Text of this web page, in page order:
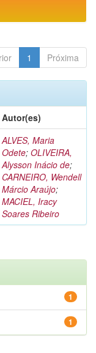
1 Próxima
Autor(es)
ALVES, Maria
Odete; OLIVEIRA,
Alysson Inácio de;
CARNEIRO, Wendell
Márcio Araújo;
MACIEL, Iracy
Soares Ribeiro
1
1